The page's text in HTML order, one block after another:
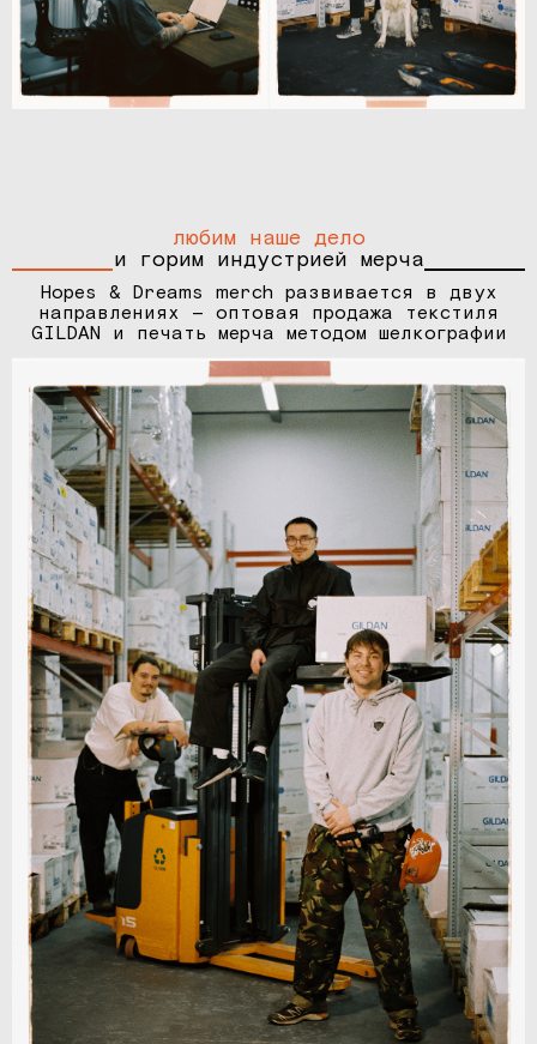
любим наше дело
и горим индустрией мерча
Hopes & Dreams merch развивается в двух
направлениях — оптовая продажа текстиля
GILDAN и печать мерча методом шелкографии